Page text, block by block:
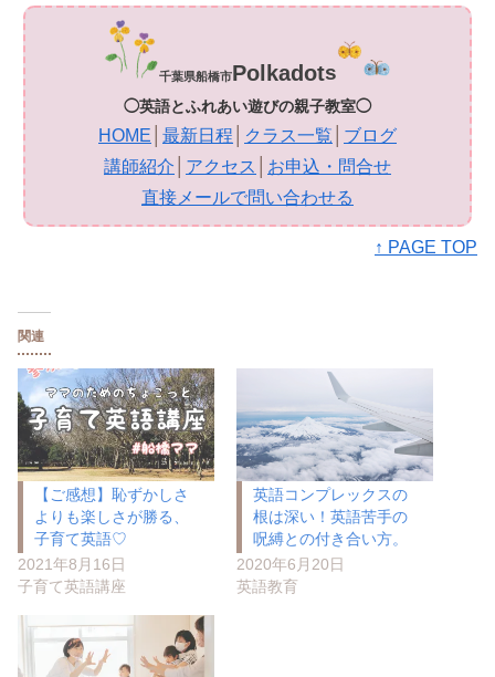
千葉県船橋市Polkadots
◯英語とふれあい遊びの親子教室◯
HOME 最新日程 クラス一覧
ブログ
講師紹介
アクセス
お申込・問合せ
直接メールで問い合わせる
↑ PAGE TOP
関連
【ご感想】恥ずかしさ
よりも楽しさが勝る、
子育て英語♡
2021年8月16日
子育て英語講座
英語コンプレックスの
根は深い！英語苦手の
呪縛との付き合い方。
2020年6月20日
英語教育